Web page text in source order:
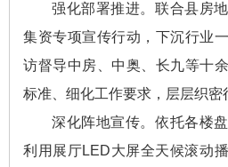
强化部署推进。联合县房
集资专项宣传行动，下沉行业
访督导中房、中奥、长九等十
标准、细化工作要求，层层织密
深化阵地宣传。依托各楼
利用展厅LED大屏全天候滚动